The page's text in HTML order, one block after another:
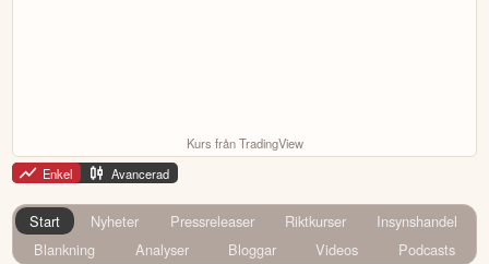
Kurs från TradingView
Enkel
Avancerad
Start Nyheter Pressreleaser Riktkurser
Insynshandel
Blankning
Analyser Bloggar Videos Podcasts